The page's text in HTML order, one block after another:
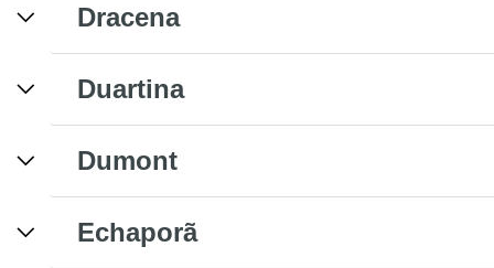
Dracena
Duartina
Dumont
Echaporã